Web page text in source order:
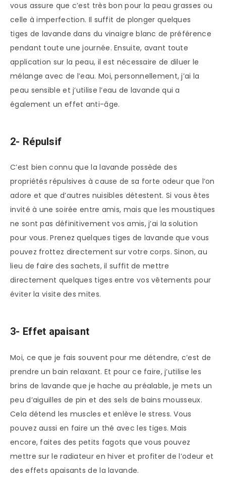
vous assure que c’est très bon pour la peau grasses ou
celle à imperfection. Il suffit de plonger quelques
tiges de lavande dans du vinaigre blanc de préférence
pendant toute une journée. Ensuite, avant toute
application sur la peau, il est nécessaire de diluer le
mélange avec de l’eau. Moi, personnellement, j’ai la
peau sensible et j’utilise l’eau de lavande qui a
également un effet anti-âge.
2- Répulsif
C’est bien connu que la lavande possède des
propriétés répulsives à cause de sa forte odeur que l’on
adore et que d’autres nuisibles détestent. Si vous êtes
invité à une soirée entre amis, mais que les moustiques
ne sont pas définitivement vos amis, j’ai la solution
pour vous. Prenez quelques tiges de lavande que vous
pouvez frottez directement sur votre corps. Sinon, au
lieu de faire des sachets, il suffit de mettre
directement quelques tiges entre vos vêtements pour
éviter la visite des mites.
3- Effet apaisant
Moi, ce que je fais souvent pour me détendre, c’est de
prendre un bain relaxant. Et pour ce faire, j’utilise les
brins de lavande que je hache au préalable, je mets un
peu d’aiguilles de pin et des sels de bains mousseux.
Cela détend les muscles et enlève le stress. Vous
pouvez aussi en faire un thé avec les tiges. Mais
encore, faites des petits fagots que vous pouvez
mettre sur le radiateur en hiver et profiter de l’odeur et
des effets apaisants de la lavande.